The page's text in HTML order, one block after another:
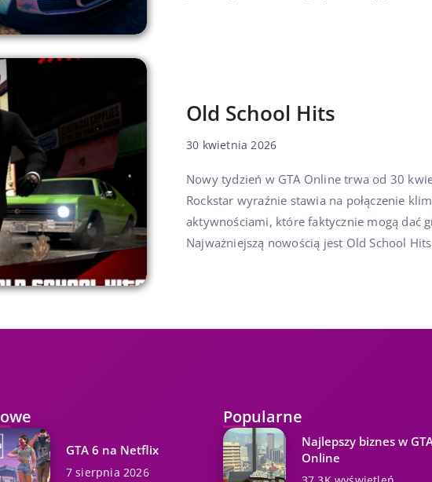
Old School Hits
30 kwietnia 2026
Nowy tydzień w GTA Online trwa od 30
Rockstar wyraźnie stawia na połączenie
aktywnościami, które faktycznie mogą dać
Najważniejszą nowością jest Old School
GTA 6 na Netflix
7 sierpnia 2026
Popularne
Najlepszy biznes w
Online